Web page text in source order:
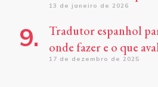
13 de janeiro de 2026
Tradutor espanhol
onde fazer e o que
17 de dezembro de 2025